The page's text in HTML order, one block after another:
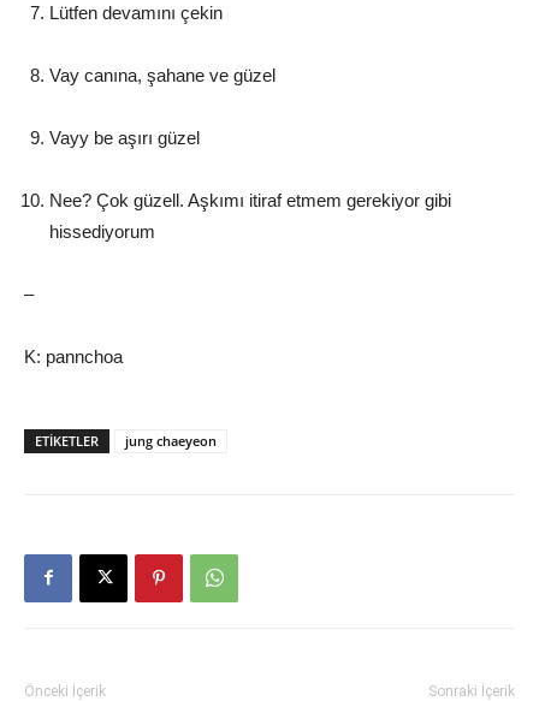
Lütfen devamını çekin
Vay canına, şahane ve güzel
Vayy be aşırı güzel
Nee? Çok güzell. Aşkımı itiraf etmem gerekiyor gibi
hissediyorum
–
K: pannchoa
ETIKETLER jung chaeyeon
Önceki İçerik Sonraki İçerik